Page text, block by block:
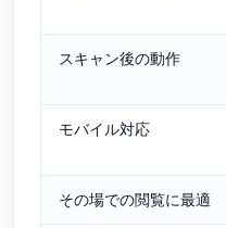
スキャン後の動作
モバイル対応
その場での閲覧に最適